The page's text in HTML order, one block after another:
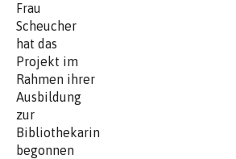
Frau
Scheucher
hat das
Projekt im
Rahmen ihrer
Ausbildung
zur
Bibliothekarin
begonnen